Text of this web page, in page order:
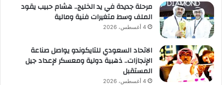
مرحلة جديدة في يد الخليج.. هشام حبيب يقود
الملف وسط متغيرات فنية ومالية
4 أغسطس، 2026
الاتحاد السعودي للتايكوندو يواصل صناعة
الإنجازات.. ذهبية دولية ومعسكر لإعداد جيل
المستقبل
4 أغسطس، 2026